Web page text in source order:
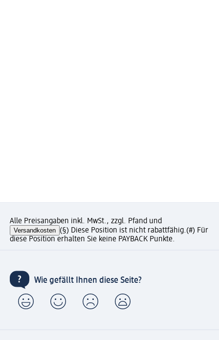
Alle Preisangaben inkl. MwSt., zzgl. Pfand und
Versandkosten (§) Diese Position ist nicht rabattfähig.(#) Für
diese Position erhalten Sie keine PAYBACK Punkte.
Wie gefällt Ihnen diese Seite?